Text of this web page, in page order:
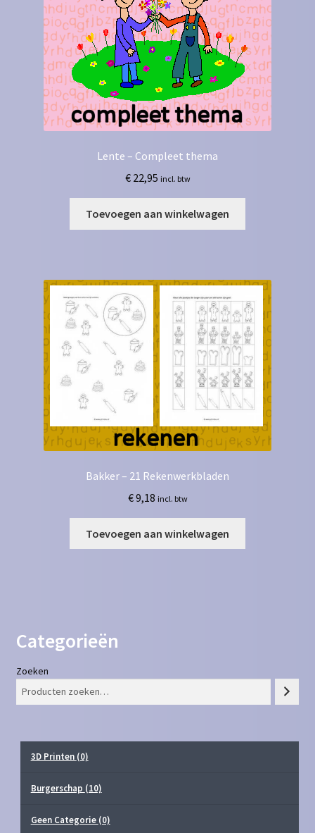
Lente – Compleet thema
€22,95 incl. btw
Toevoegen aan winkelwagen
Bakker – 21 Rekenwerkbladen
€9,18 incl. btw
Toevoegen aan winkelwagen
Categorieën
Zoeken
3D Printen (0)
Burgerschap (10)
Geen Categorie (0)